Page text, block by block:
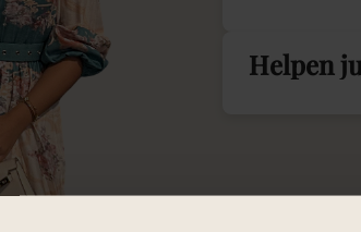
Helpen